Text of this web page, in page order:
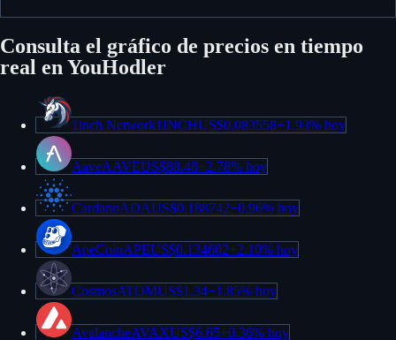
Consulta el gráfico de precios en tiempo
real en YouHodler
1inch Network1INCHUS$0.083558+1.93% hoy
AaveAAVEUS$88.48−2.78% hoy
CardanoADAUS$0.188742−0.96% hoy
ApeCoinAPEUS$0.134602+2.10% hoy
CosmosATOMUS$1.34−1.85% hoy
AvalancheAVAXUS$6.65+0.36% hoy